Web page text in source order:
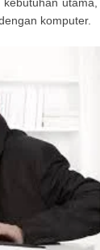
komputer.